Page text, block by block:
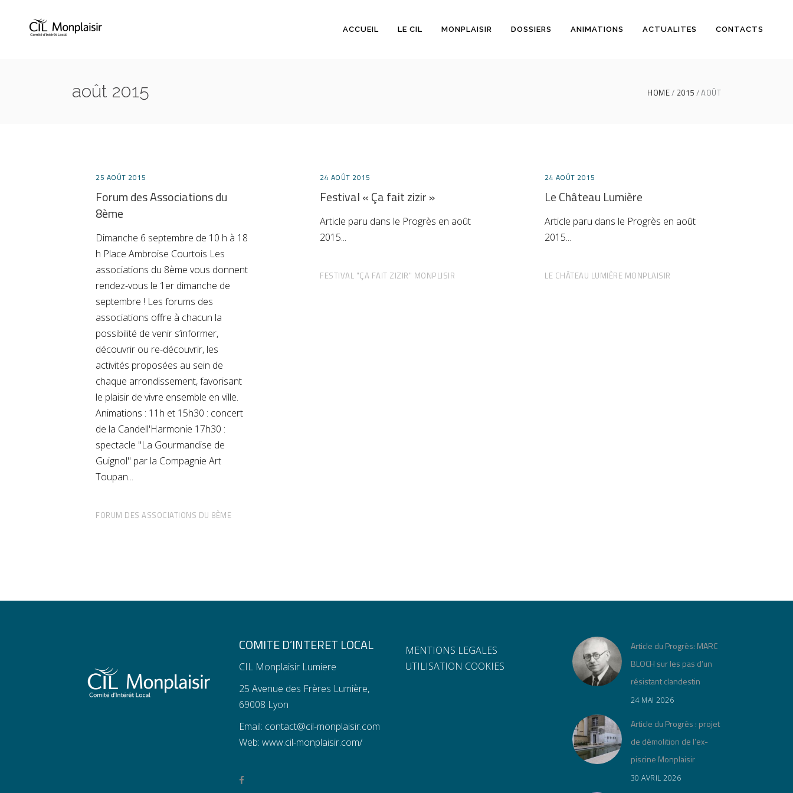
ACCUEIL LE CIL MONPLAISIR DOSSIERS ANIMATIONS ACTUALITES CONTACTS
août 2015 HOME 2015 AOÛT
25 AOÛT 2015
Forum des Associations du
8ème
Dimanche 6 septembre de 10 h à 18
h Place Ambroise Courtois Les
associations du 8ème vous donnent
rendez-vous le 1er dimanche de
septembre ! Les forums des
associations offre à chacun la
possibilité de venir s’informer,
découvrir ou re-découvrir, les
activités proposées au sein de
chaque arrondissement, favorisant
le plaisir de vivre ensemble en ville.
Animations : 11h et 15h30 : concert
de la Candell'Harmonie 17h30 :
spectacle "La Gourmandise de
Guignol" par la Compagnie Art
Toupan
FORUM DES ASSOCIATIONS DU 8ÈME
24 AOÛT 2015
Festival « Ça fait zizir »
Article paru dans le Progrès en août
2015
FESTIVAL "ÇA FAIT ZIZIR" MONPLISIR
24 AOÛT 2015
Le Château Lumière
Article paru dans le Progrès en août
2015
LE CHÂTEAU LUMIÈRE MONPLAISIR
COMITE D’INTERET LOCAL
CIL Monplaisir Lumiere
25 Avenue des Frères Lumière,
69008 Lyon
Email: contact@cil-monplaisir.com
Web: www.cil-monplaisir.com/
MENTIONS LEGALES
UTILISATION COOKIES
Article du Progrès: MARC
BLOCH sur les pas d’un
résistant clandestin
24 MAI 2026
Article du Progrès : projet
de démolition de l’ex-
piscine Monplaisir
30 AVRIL 2026